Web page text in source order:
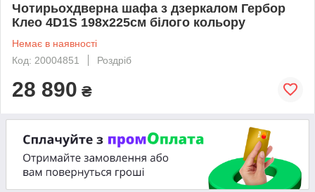
Чотирьохдверна шафа з дзеркалом Гербор
Клео 4D1S 198х225см білого кольору
Немає в наявності
Код: 20004851
Роздріб
28 890 ₴